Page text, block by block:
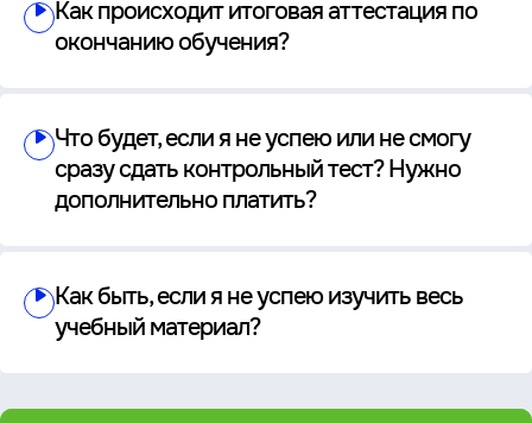
Как происходит итоговая аттестация по
окончанию обучения?
Что будет, если я не успею или не смогу
сразу сдать контрольный тест? Нужно
дополнительно платить?
Как быть, если я не успею изучить весь
учебный материал?